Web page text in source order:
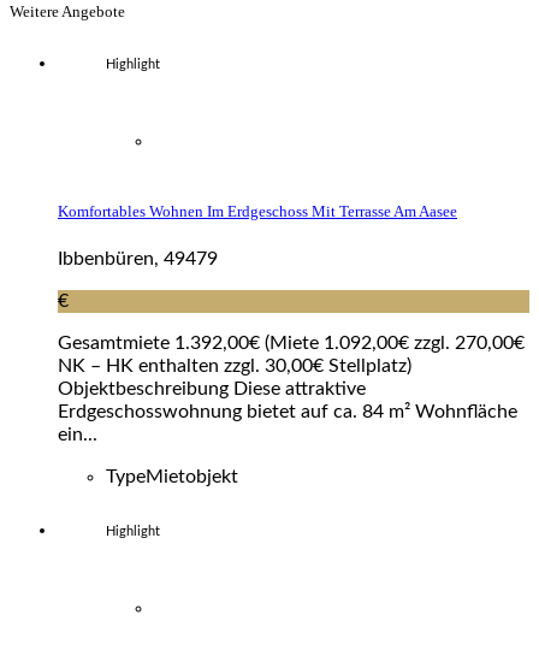
Weitere Angebote
Highlight
Komfortables Wohnen Im Erdgeschoss Mit Terrasse Am Aasee
Ibbenbüren, 49479
€
Gesamtmiete 1.392,00€ (Miete 1.092,00€ zzgl. 270,00€
NK – HK enthalten zzgl. 30,00€ Stellplatz)
Objektbeschreibung Diese attraktive
Erdgeschosswohnung bietet auf ca. 84 m² Wohnfläche
ein...
TypeMietobjekt
Highlight